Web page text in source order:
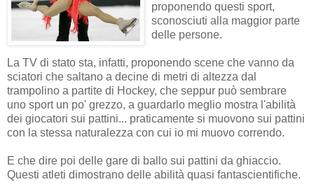
proponendo questi sport,
sconosciuti alla maggior parte
delle persone.
La TV di stato sta, infatti, proponendo scene che vanno da
sciatori che saltano a decine di metri di altezza dal
trampolino a partite di Hockey, che seppur può sembrare
uno sport un po' grezzo, a guardarlo meglio mostra l'abilità
dei giocatori sui pattini... praticamente si muovono sui pattini
con la stessa naturalezza con cui io mi muovo correndo.
E che dire poi delle gare di ballo sui pattini da ghiaccio.
Questi atleti dimostrano delle abilità quasi fantascientifiche.